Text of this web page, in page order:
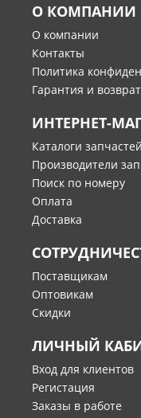
О КОМПАНИИ
О компании
Контакты
Политика
Гарантия и
ИНТЕРНЕТ-
Каталоги запчастей
Производители
Поиск по номеру
Оплата
Доставка
Поставщикам
Оптовикам
Скидки
ЛИЧНЫЙ
Вход для клиентов
Регистация
Заказы в работе